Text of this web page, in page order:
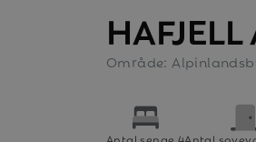
Område:
Antal senge 4Antal